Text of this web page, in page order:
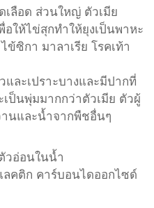
เลือด ส่วนใหญ่ ตัวเมีย
อให้ไข่สุกทำให้ยุงเป็นพาหะ
ข้ซิกา มาลาเรีย โรคเท้า
ละเปราะบางและมีปากที่
ป็นพุ่มมากกว่าตัวเมีย ตัวผู้
านและน้ำจากพืชอื่นๆ
วอ่อนในน้ำ
คติก คาร์บอนไดออกไซด์